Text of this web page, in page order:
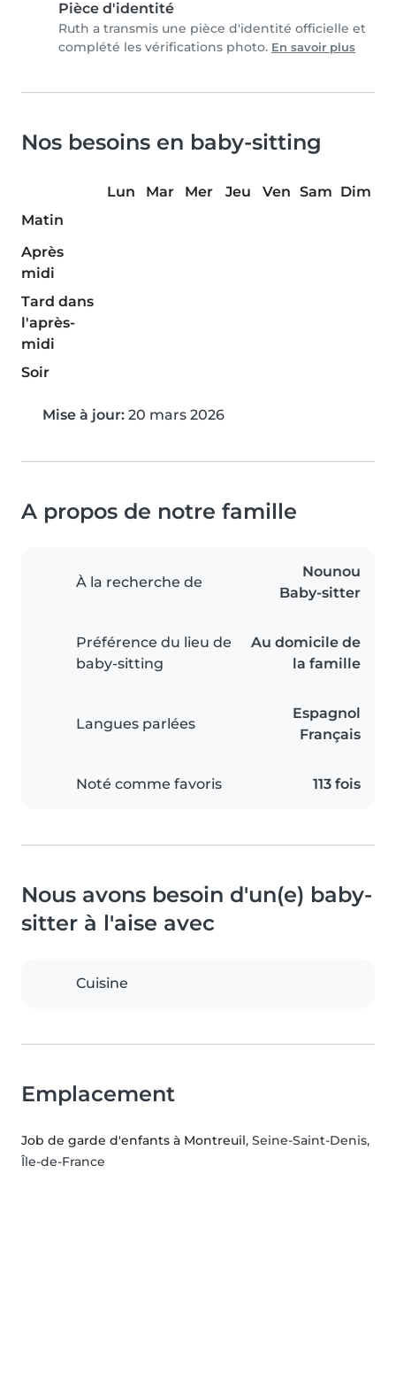
Pièce d'identité
Ruth a transmis une pièce d'identité officielle et
complété les vérifications photo. En savoir plus
Nos besoins en baby-sitting
Lun Mar Mer Jeu Ven Sam Dim
Matin
Après
midi
Tard dans
l'après-
midi
Soir
Mise à jour: 20 mars 2026
A propos de notre famille
À la recherche de
Nounou
Baby-sitter
Préférence du lieu de
baby-sitting
Au domicile de
la famille
Langues parlées
Espagnol
Français
Noté comme favoris 113 fois
Nous avons besoin d'un(e) baby-
sitter à l'aise avec
Cuisine
Emplacement
Job de garde d'enfants à Montreuil, Seine-Saint-Denis,
Île-de-France